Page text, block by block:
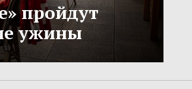
пройдут
ужины